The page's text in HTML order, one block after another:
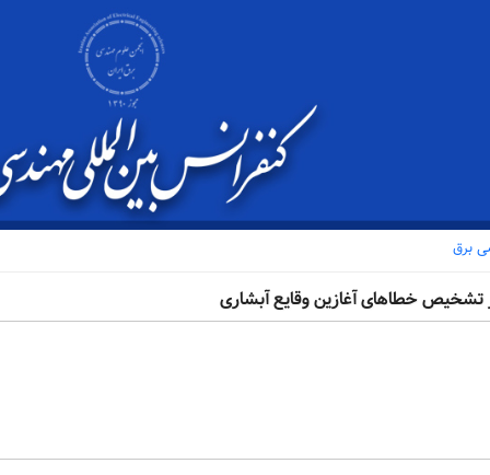
برق
خطاهای آغازین وقایع آبشاری